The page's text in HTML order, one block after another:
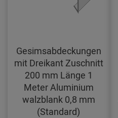
Gesimsabdeckungen
mit Dreikant Zuschnitt
200 mm Länge 1
Meter Aluminium
walzblank 0,8 mm
(Standard)